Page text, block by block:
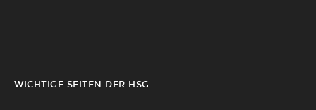
WICHTIGE SEITEN DER HSG